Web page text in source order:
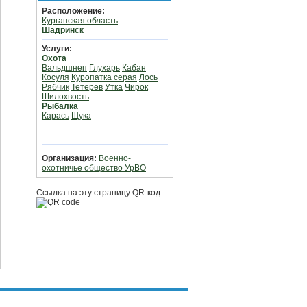
Расположение:
Курганская область
Шадринск
Услуги:
Охота
Вальдшнеп Глухарь Кабан
Косуля Куропатка серая Лось
Рябчик Тетерев Утка Чирок
Шилохвость
Рыбалка
Карась Щука
Организация: Военно-
охотничье общество УрВО
Ссылка на эту страницу QR-код: